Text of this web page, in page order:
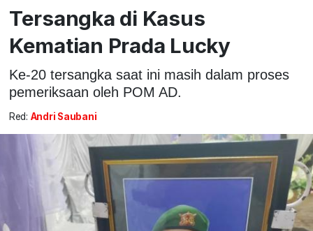
Tersangka di Kasus
Kematian Prada Lucky
Ke-20 tersangka saat ini masih dalam proses
pemeriksaan oleh POM AD.
Red: Andri Saubani